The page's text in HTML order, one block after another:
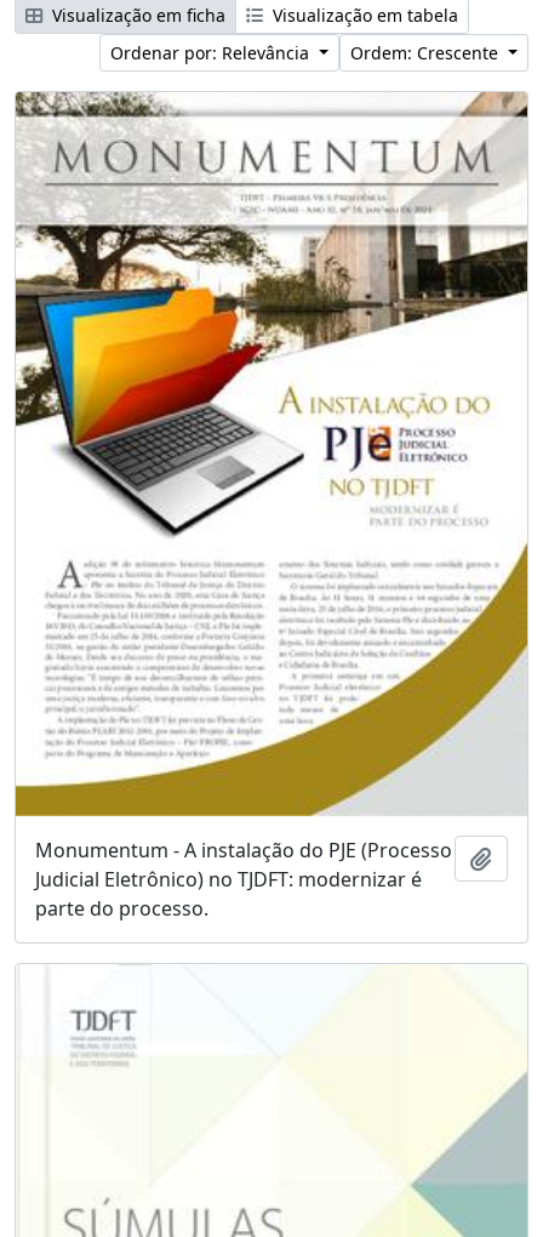
Visualização em ficha
Visualização em tabela
Ordenar por: Relevância
Ordem: Crescente
Monumentum - A instalação do PJE (Processo
Judicial Eletrônico) no TJDFT: modernizar é
parte do processo.